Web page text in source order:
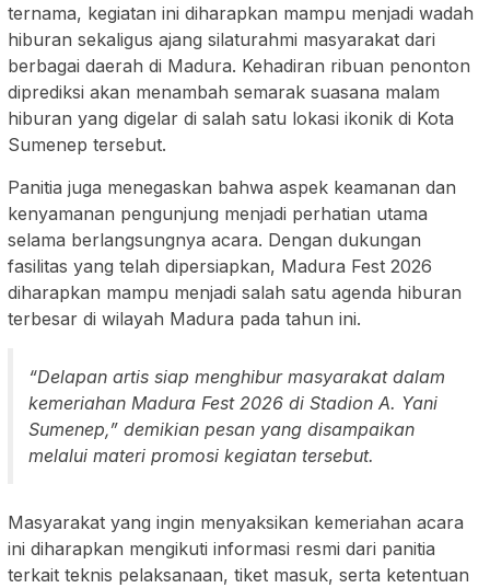
ternama, kegiatan ini diharapkan mampu menjadi wadah
hiburan sekaligus ajang silaturahmi masyarakat dari
berbagai daerah di Madura. Kehadiran ribuan penonton
diprediksi akan menambah semarak suasana malam
hiburan yang digelar di salah satu lokasi ikonik di Kota
Sumenep tersebut.
Panitia juga menegaskan bahwa aspek keamanan dan
kenyamanan pengunjung menjadi perhatian utama
selama berlangsungnya acara. Dengan dukungan
fasilitas yang telah dipersiapkan, Madura Fest 2026
diharapkan mampu menjadi salah satu agenda hiburan
terbesar di wilayah Madura pada tahun ini.
“Delapan artis siap menghibur masyarakat dalam
kemeriahan Madura Fest 2026 di Stadion A. Yani
Sumenep,” demikian pesan yang disampaikan
melalui materi promosi kegiatan tersebut.
Masyarakat yang ingin menyaksikan kemeriahan acara
ini diharapkan mengikuti informasi resmi dari panitia
terkait teknis pelaksanaan, tiket masuk, serta ketentuan